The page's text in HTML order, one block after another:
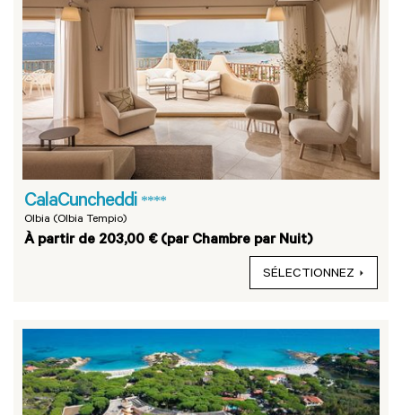
CalaCuncheddi ****
Olbia (Olbia Tempio)
À partir de 203,00 € (par Chambre par Nuit)
SÉLECTIONNEZ